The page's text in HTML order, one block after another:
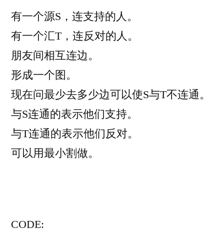
有一个源S，连支持的人。
有一个汇T，连反对的人。
朋友间相互连边。
形成一个图。
现在问最少去多少边可以使S与T不连通。
与S连通的表示他们支持。
与T连通的表示他们反对。
可以用最小割做。
CODE: